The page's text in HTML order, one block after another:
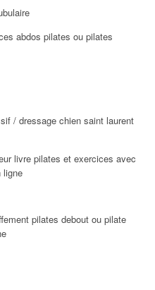
abdos pilates ou pilates
/ dressage chien saint laurent
livre pilates et exercices avec
ligne
pilates debout ou pilate